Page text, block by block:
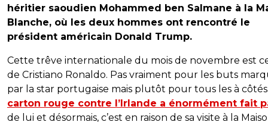
héritier saoudien Mohammed ben Salmane à la
Blanche, où les deux hommes ont rencontré le
président américain Donald Trump.
Cette trêve internationale du mois de novembre est
de Cristiano Ronaldo. Pas vraiment pour les buts
par la star portugaise mais plutôt pour tous les à
carton rouge contre l’Irlande a énormément fait
de lui et désormais, c’est en raison de sa visite à la